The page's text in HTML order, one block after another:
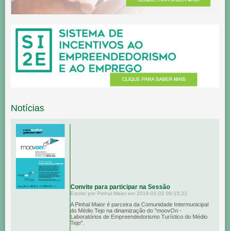
Notícias
Convite para participar na Sessão
Escrito por Pinhal Maior em 2019-01-02 06:15:22
A Pinhal Maior é parceira da Comunidade Intermunicipal
do Médio Tejo na dinamização do "moovOn -
Laboratórios de Empreendedorismo Turístico do Médio
Tejo".